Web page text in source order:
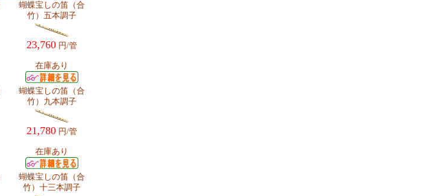
蝴蝶宝しの笛（合
竹）五本調子
23,760円/管
在庫あり
蝴蝶宝しの笛（合
竹）九本調子
21,780円/管
在庫あり
蝴蝶宝しの笛（合
竹）十三本調子